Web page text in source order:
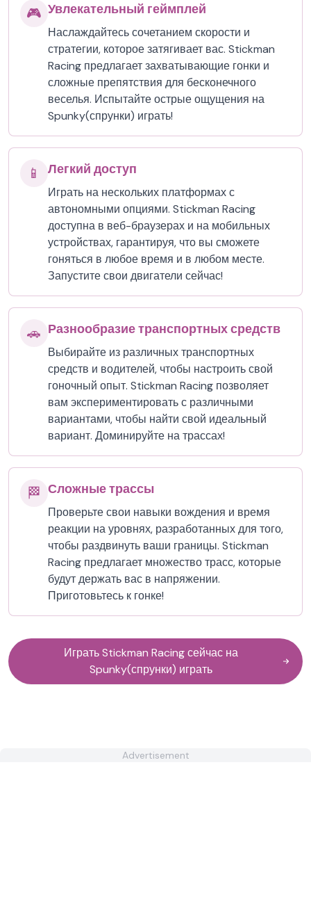
🎮 Увлекательный геймплей
Наслаждайтесь сочетанием скорости и
стратегии, которое затягивает вас. Stickman
Racing предлагает захватывающие гонки и
сложные препятствия для бесконечного
веселья. Испытайте острые ощущения на
Spunky(спрунки) играть!
📱 Легкий доступ
Играть на нескольких платформах с
автономными опциями. Stickman Racing
доступна в веб-браузерах и на мобильных
устройствах, гарантируя, что вы сможете
гоняться в любое время и в любом месте.
Запустите свои двигатели сейчас!
🚗 Разнообразие транспортных средств
Выбирайте из различных транспортных
средств и водителей, чтобы настроить свой
гоночный опыт. Stickman Racing позволяет
вам экспериментировать с различными
вариантами, чтобы найти свой идеальный
вариант. Доминируйте на трассах!
🏁 Сложные трассы
Проверьте свои навыки вождения и время
реакции на уровнях, разработанных для того,
чтобы раздвинуть ваши границы. Stickman
Racing предлагает множество трасс, которые
будут держать вас в напряжении.
Приготовьтесь к гонке!
Играть Stickman Racing сейчас на
Spunky(спрунки) играть
Advertisement